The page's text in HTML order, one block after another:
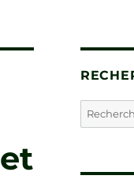
Recherche
pour :